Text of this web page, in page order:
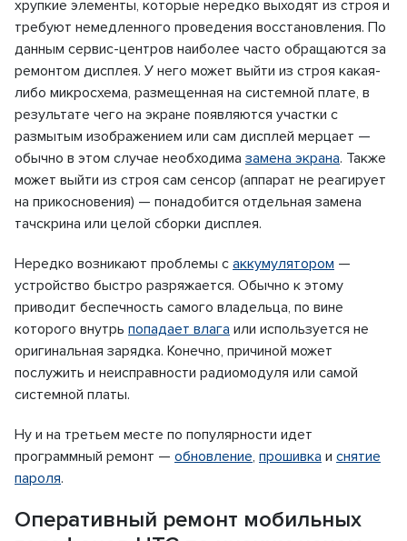
хрупкие элементы, которые нередко выходят из строя и
требуют немедленного проведения восстановления. По
данным сервис-центров наиболее часто обращаются за
ремонтом дисплея. У него может выйти из строя какая-
либо микросхема, размещенная на системной плате, в
результате чего на экране появляются участки с
размытым изображением или сам дисплей мерцает —
обычно в этом случае необходима замена экрана. Также
может выйти из строя сам сенсор (аппарат не реагирует
на прикосновения) — понадобится отдельная замена
тачскрина или целой сборки дисплея.
Нередко возникают проблемы с аккумулятором —
устройство быстро разряжается. Обычно к этому
приводит беспечность самого владельца, по вине
которого внутрь попадает влага или используется не
оригинальная зарядка. Конечно, причиной может
послужить и неисправности радиомодуля или самой
системной платы.
Ну и на третьем месте по популярности идет
программный ремонт — обновление, прошивка и снятие
пароля.
Оперативный ремонт мобильных